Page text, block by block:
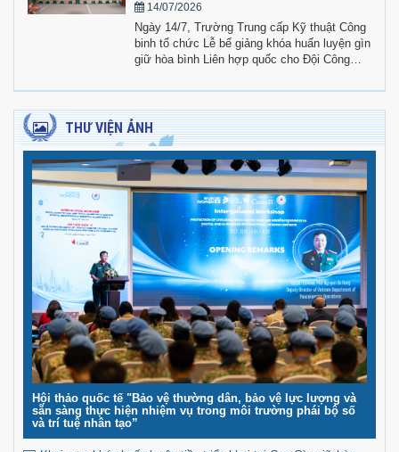
14/07/2026
Ngày 14/7, Trường Trung cấp Kỹ thuật Công
binh tổ chức Lễ bế giảng khóa huấn luyện gìn
giữ hòa bình Liên hợp quốc cho Đội Công
THƯ VIỆN ẢNH
Hội thảo quốc tế "Bảo vệ thường dân, bảo vệ lực lượng và
sẵn sàng thực hiện nhiệm vụ trong môi trường phái bộ số
và trí tuệ nhân tạo”